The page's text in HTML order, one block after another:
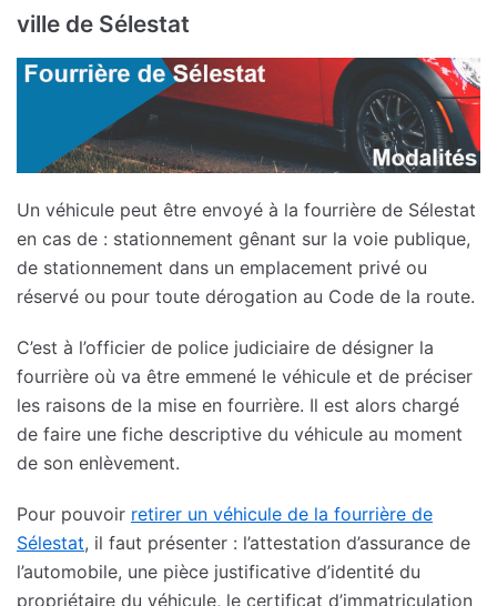
ville de Sélestat
Un véhicule peut être envoyé à la fourrière de Sélestat
en cas de : stationnement gênant sur la voie publique,
de stationnement dans un emplacement privé ou
réservé ou pour toute dérogation au Code de la route.
C’est à l’officier de police judiciaire de désigner la
fourrière où va être emmené le véhicule et de préciser
les raisons de la mise en fourrière. Il est alors chargé
de faire une fiche descriptive du véhicule au moment
de son enlèvement.
Pour pouvoir retirer un véhicule de la fourrière de
Sélestat, il faut présenter : l’attestation d’assurance de
l’automobile, une pièce justificative d’identité du
propriétaire du véhicule, le certificat d’immatriculation